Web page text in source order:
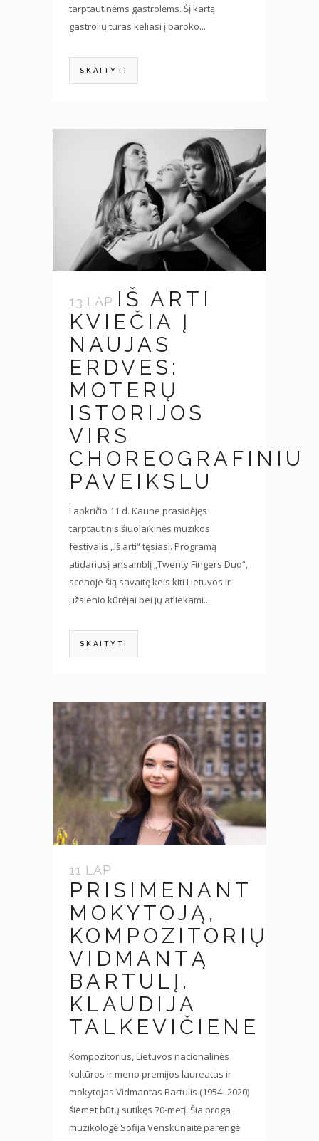
tarptautinėms gastrolėms. Šį kartą
gastrolių turas keliasi į baroko...
SKAITYTI
13 LAP IŠ ARTI
KVIEČIA Į
NAUJAS
ERDVES:
MOTERŲ
ISTORIJOS
VIRS
CHOREOGRAFINIU
PAVEIKSLU
Lapkričio 11 d. Kaune prasidėjęs
tarptautinis šiuolaikinės muzikos
festivalis „Iš arti“ tęsiasi. Programą
atidariusį ansamblį „Twenty Fingers Duo“,
scenoje šią savaitę keis kiti Lietuvos ir
užsienio kūrėjai bei jų atliekami...
SKAITYTI
11 LAP
PRISIMENANT
MOKYTOJĄ,
KOMPOZITORIŲ
VIDMANTĄ
BARTULĮ.
KLAUDIJA
TALKEVIČIENE
Kompozitorius, Lietuvos nacionalinės
kultūros ir meno premijos laureatas ir
mokytojas Vidmantas Bartulis (1954–2020)
šiemet būtų sutikęs 70-metį. Šia proga
muzikologė Sofija Venskūnaitė parengė